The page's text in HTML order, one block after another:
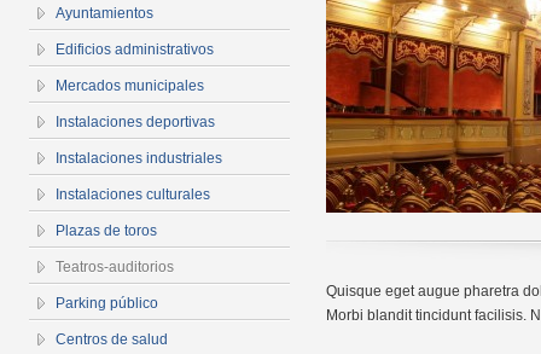
Quisque eget augue pharetra
Morbi blandit tincidunt facilisis.
Ayuntamientos
Edificios administrativos
Mercados municipales
Instalaciones deportivas
Instalaciones industriales
Instalaciones culturales
Plazas de toros
Teatros-auditorios
Parking público
Centros de salud